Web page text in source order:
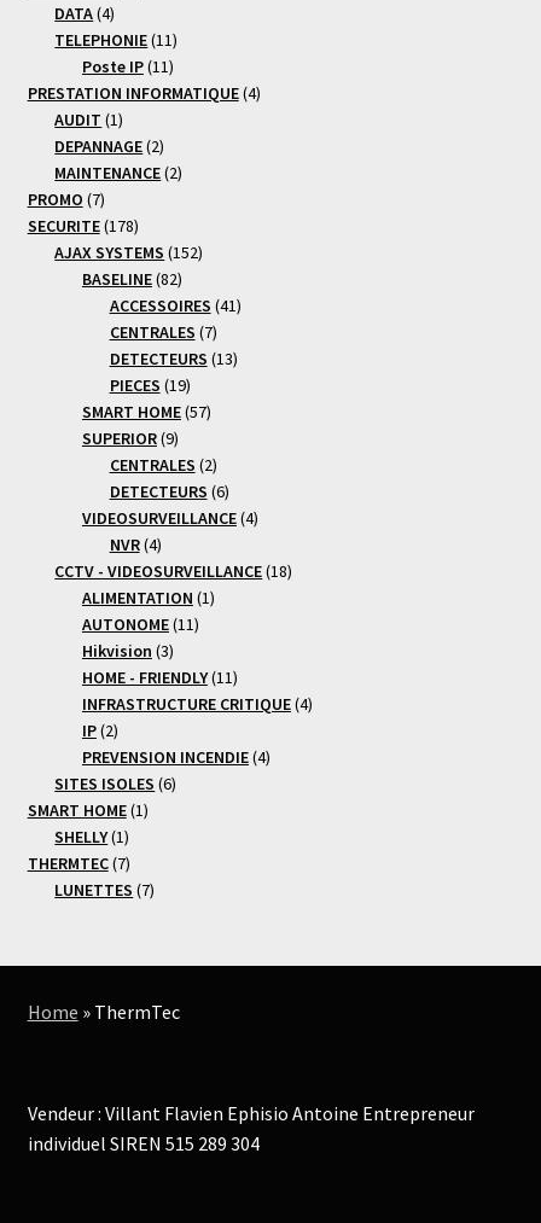
DATA 44
produits
TELEPHONIE 1111
produits
Poste IP 1111
produits
PRESTATION INFORMATIQUE 44
AUDIT 11
produit
DEPANNAGE 22
produits
MAINTENANCE 22
PROMO 77
produits
SECURITE 178178
produits
AJAX SYSTEMS 152152
BASELINE 8282
produits
ACCESSOIRES 4141
CENTRALES 77
produits
DETECTEURS 1313
PIECES 1919
produits
SMART HOME 5757
SUPERIOR 99
produits
CENTRALES 22
produits
DETECTEURS 66
produits
VIDEOSURVEILLANCE 44
NVR 44
produits
CCTV - VIDEOSURVEILLANCE 1818
ALIMENTATION 11
AUTONOME 1111
Hikvision 33
produits
HOME - FRIENDLY 1111
produits
INFRASTRUCTURE CRITIQUE 44
IP 22
produits
PREVENSION INCENDIE 44
SITES ISOLES 66
SMART HOME 11
SHELLY 11
produit
THERMTEC 77
produits
LUNETTES 77
Home »ThermTec
Vendeur : Villant Flavien Ephisio Antoine Entrepreneur
individuel SIREN 515 289 304